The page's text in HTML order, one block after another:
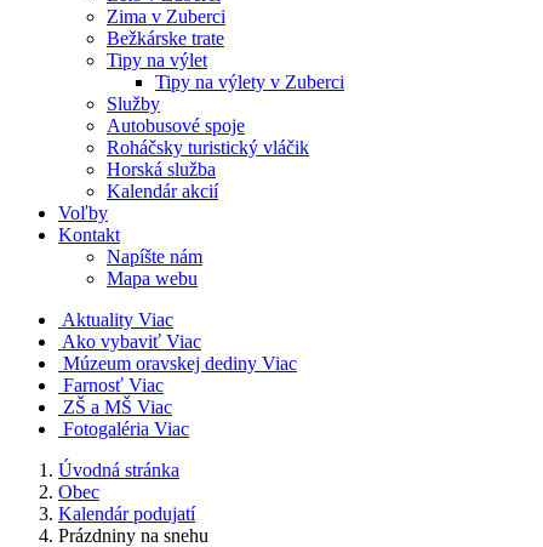
Zima v Zuberci
Bežkárske trate
Tipy na výlet
Tipy na výlety v Zuberci
Služby
Autobusové spoje
Roháčsky turistický vláčik
Horská služba
Kalendár akcií
Voľby
Kontakt
Napíšte nám
Mapa webu
Aktuality Viac
Ako vybaviť Viac
Múzeum oravskej dediny Viac
Farnosť Viac
ZŠ a MŠ Viac
Fotogaléria Viac
Úvodná stránka
Obec
Kalendár podujatí
Prázdniny na snehu